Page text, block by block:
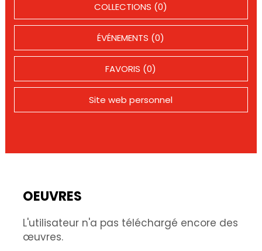
COLLECTIONS (0)
ÉVÉNEMENTS (0)
FAVORIS (0)
Site web personnel
OEUVRES
L'utilisateur n'a pas téléchargé encore des
œuvres.